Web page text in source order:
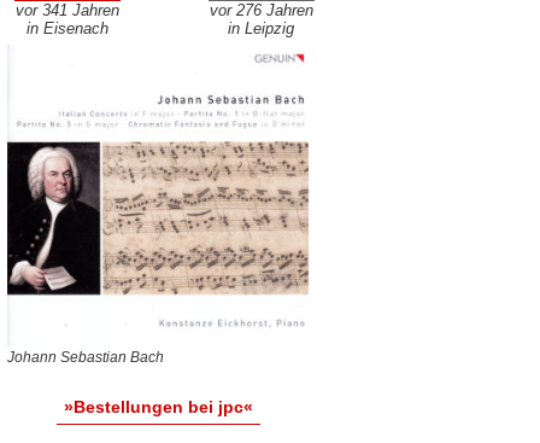
vor 341 Jahren
in Eisenach
vor 276 Jahren
in Leipzig
Johann Sebastian Bach
»Bestellungen bei jpc«